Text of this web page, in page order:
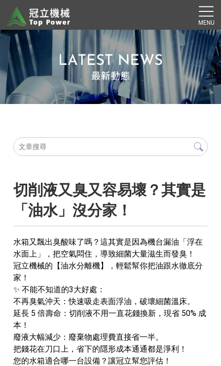
切削液又臭又容易壞？其實是
「油水」沒分家！
水箱又飄出臭酸味了嗎？這其實是因為機台漏油「浮在
水面上」，把空氣悶住，導致細菌大量滋生而發臭！
​冠立機械的【油水分離機】，輕鬆幫你把油跟水徹底分
家！
​✨ 不能不知道的3大好處：
​不再臭氣沖天：快速吸走表面浮油，破壞細菌溫床。
​延長 5 倍壽命：切削液不用一直花錢換新，現省 50% 成
本！
​廢液大幅減少：廢棄物處理費直接省一半。
​把錢花在刀口上，省下的隱形成本通通都是淨利！
您的水箱適合哪一台設備？讓冠立幫您評估！